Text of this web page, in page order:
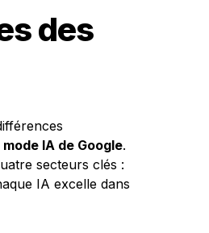
des
mode IA de Google.
secteurs clés :
IA excelle dans